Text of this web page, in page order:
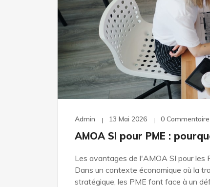
Admin 13 Mai 2026 0 Commentaire
AMOA SI pour PME :
Les avantages de l'AMOA SI pour les
Dans un contexte économique où la
stratégique, les PME font face à un